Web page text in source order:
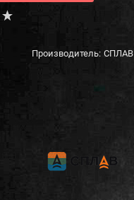
Производитель: СПЛАВ